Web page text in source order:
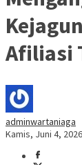
Afiliasi
adminwartaniaga
Kamis, Juni 4, 2026